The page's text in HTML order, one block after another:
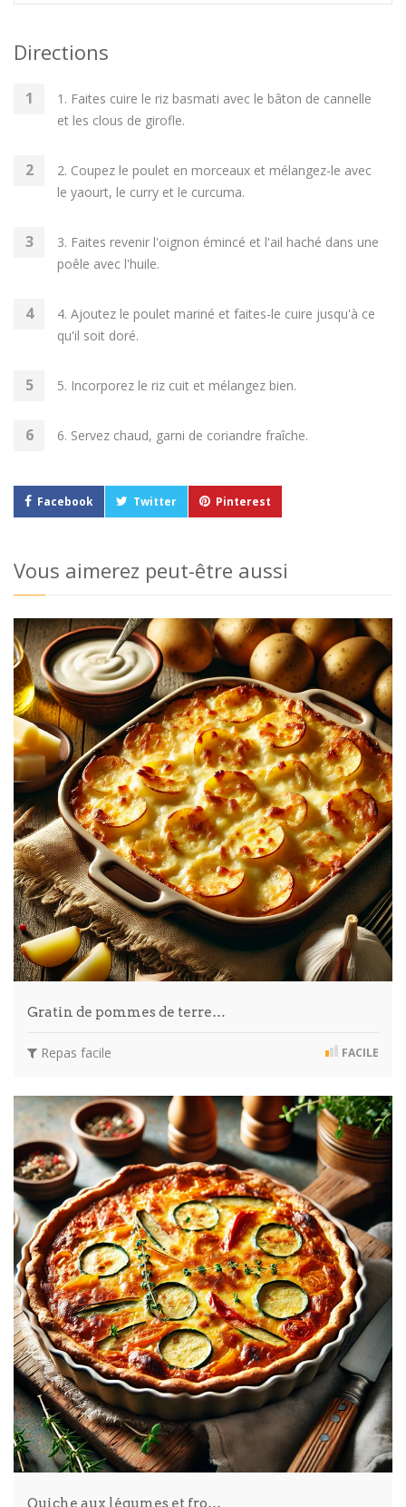
Directions
1. Faites cuire le riz basmati avec le bâton de cannelle
et les clous de girofle.
2. Coupez le poulet en morceaux et mélangez-le avec
le yaourt, le curry et le curcuma.
3. Faites revenir l'oignon émincé et l'ail haché dans une
poêle avec l'huile.
4. Ajoutez le poulet mariné et faites-le cuire jusqu'à ce
qu'il soit doré.
5. Incorporez le riz cuit et mélangez bien.
6. Servez chaud, garni de coriandre fraîche.
Facebook Twitter Pinterest
Vous aimerez peut-être aussi
Gratin de pommes de terre…
Repas facile FACILE
Quiche aux légumes et fro…